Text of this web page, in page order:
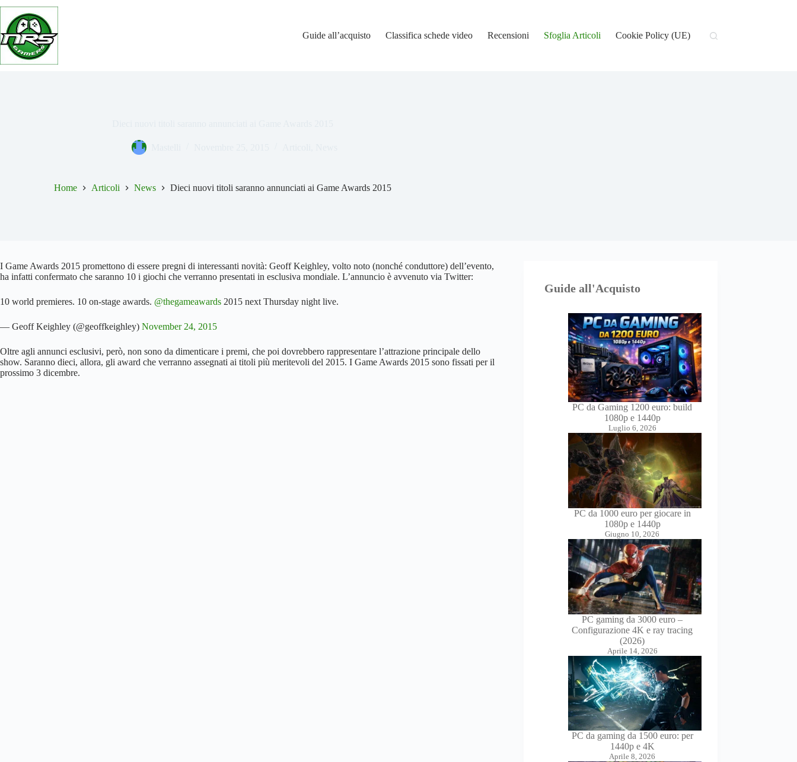
Salta
contenuto
Guide all’acquisto
Classifica schede video Recensioni Sfoglia Articoli Cookie Policy (UE)
Home Articoli News Dieci nuovi titoli saranno annunciati ai Game Awards 2015
I Game Awards 2015 promettono di essere pregni di interessanti novità: Geoff Keighley, volto noto (nonché conduttore) dell’evento,
ha infatti confermato che saranno 10 i giochi che verranno presentati in esclusiva mondiale. L’annuncio è avvenuto via Twitter:
10 world premieres. 10 on-stage awards. @thegameawards 2015 next Thursday night live.
— Geoff Keighley (@geoffkeighley) November 24, 2015
Oltre agli annunci esclusivi, però, non sono da dimenticare i premi, che poi dovrebbero rappresentare l’attrazione principale dello
show. Saranno dieci, allora, gli award che verranno assegnati ai titoli più meritevoli del 2015. I Game Awards 2015 sono fissati per il
prossimo 3 dicembre.
Guide all'Acquisto
PC da Gaming 1200 euro: build
1080p e 1440p
Luglio 6, 2026
PC da 1000 euro per giocare in
1080p e 1440p
Giugno 10, 2026
PC gaming da 3000 euro –
Configurazione 4K e ray tracing
(2026)
Aprile 14, 2026
PC da gaming da 1500 euro: per
1440p e 4K
Aprile 8, 2026